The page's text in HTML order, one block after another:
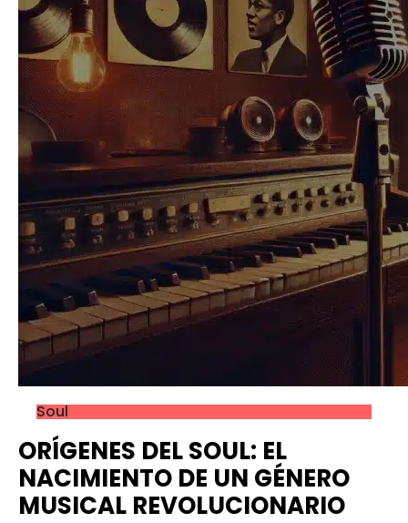
Soul
ORÍGENES DEL SOUL: EL
NACIMIENTO DE UN GÉNERO
MUSICAL REVOLUCIONARIO